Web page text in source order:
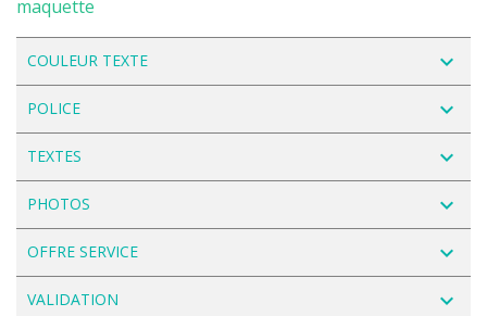
maquette
COULEUR TEXTE navigate_next
POLICE navigate_next
TEXTES navigate_next
PHOTOS navigate_next
OFFRE SERVICE navigate_next
VALIDATION navigate_next